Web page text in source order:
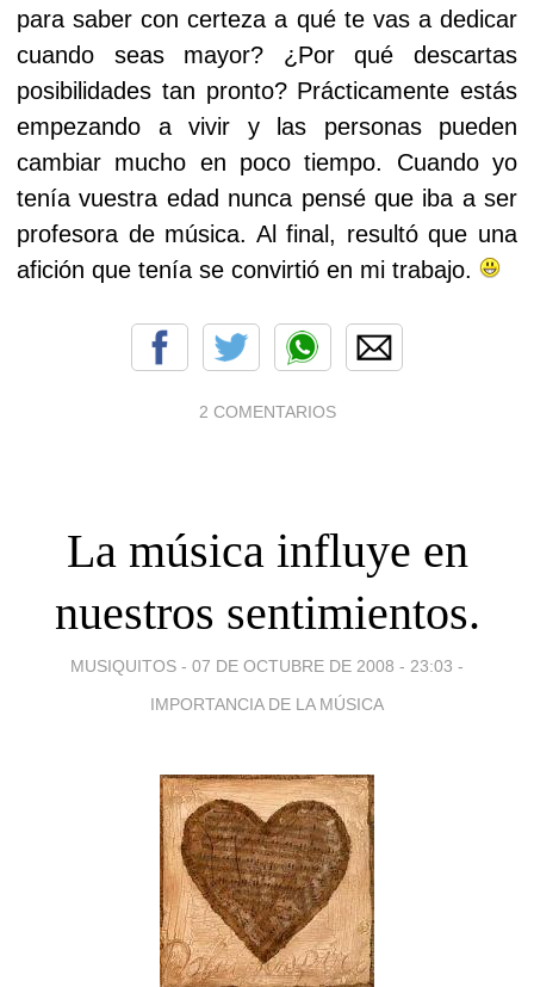
para saber con certeza a qué te vas a dedicar
cuando seas mayor? ¿Por qué descartas
posibilidades tan pronto? Prácticamente estás
empezando a vivir y las personas pueden
cambiar mucho en poco tiempo. Cuando yo
tenía vuestra edad nunca pensé que iba a ser
profesora de música. Al final, resultó que una
afición que tenía se convirtió en mi trabajo.
2 COMENTARIOS
La música influye en
nuestros sentimientos.
MUSIQUITOS - 07 DE OCTUBRE DE 2008 - 23:03 -
IMPORTANCIA DE LA MÚSICA